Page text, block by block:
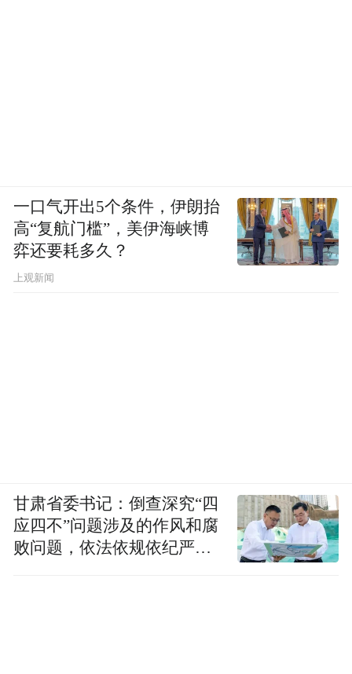
一口气开出5个条件，伊朗抬
高“复航门槛”，美伊海峡博
弈还要耗多久？
上观新闻
甘肃省委书记：倒查深究“四
应四不”问题涉及的作风和腐
败问题，依法依规依纪严肃